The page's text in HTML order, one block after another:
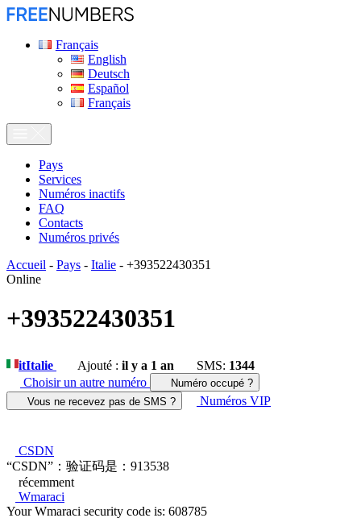
Français
English
Deutsch
Español
Français
Pays
Services
Numéros inactifs
FAQ
Contacts
Numéros privés
Accueil - Pays - Italie - +393522430351
Online
+393522430351
itItalie Ajouté : il y a 1 an SMS: 1344
Choisir un autre numéro
Numéro occupé ?
Vous ne recevez pas de SMS ?
Numéros VIP
CSDN
“CSDN”：验证码是：913538
récemment
Wmaraci
Your Wmaraci security code is: 608785